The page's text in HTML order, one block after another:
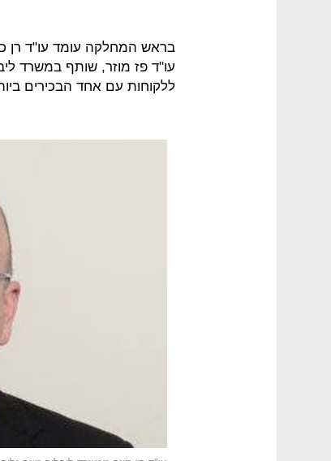
בראש המחלקה עומד עו"ד רן
עו"ד פז מוזר, שותף במשרד
ללקוחות עם אחד הבכירים